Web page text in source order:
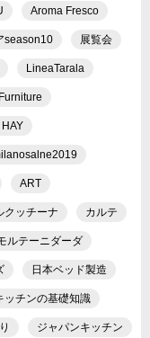
Aroma Fresco
season10 展覧会
LineaTarala
HAY
ART
クッチーナ カルテ
ルテーニダーダ
日本ベッド製造
ッチンの基礎知識
ジャパンキッチン